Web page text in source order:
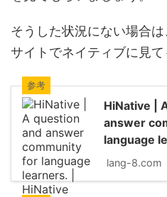
そうした状況にない場合
サイトでネイティブに見て
参考
HiNative |
answer
language
lang-8.com